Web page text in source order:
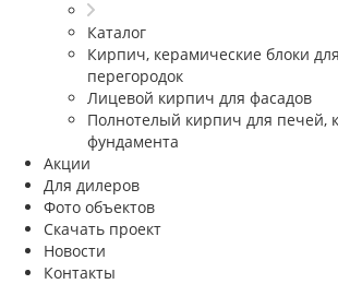
Каталог
Кирпич, керамические блоки
перегородок
Лицевой кирпич для фасадов
Полнотелый кирпич для печей,
фундамента
Акции
Для дилеров
Фото объектов
Скачать проект
Новости
Контакты